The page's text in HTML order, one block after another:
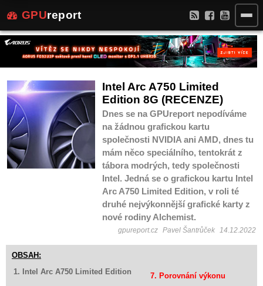
GPUreport
Intel Arc A750 Limited
Edition 8G (RECENZE)
Dnes se na GPUreport nepodíváme
na žádnou grafickou kartu
společnosti NVIDIA ani AMD, dnes tu
mám něco speciálního, tentokrát z
tábora modrých, tedy společnosti
Intel. Jedná se o grafickou kartu Intel
Arc A750 Limited Edition, v roli té
druhé nejvýkonnější grafické karty z
nové rodiny Alchemist.
gpureport.cz Pavel Šantrůček 14.12.2022
OBSAH:
1. Intel Arc A750 Limited Edition
7. Porovnání výkonu